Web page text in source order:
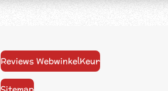
Reviews WebwinkelKeur